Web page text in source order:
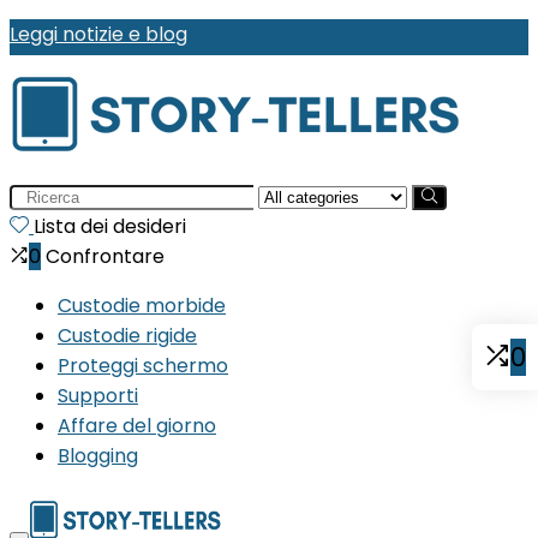
Leggi notizie e blog
Search
for:Lista dei desideri
0 Confrontare
Custodie morbide
Custodie rigide
Proteggi schermo
Supporti
Affare del giorno
Blogging
0